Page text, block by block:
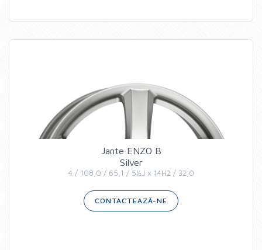
Jante ENZO B
Silver
4 / 108,0 / 65,1 / 5½J x 14H2 / 32,0
CONTACTEAZĂ-NE